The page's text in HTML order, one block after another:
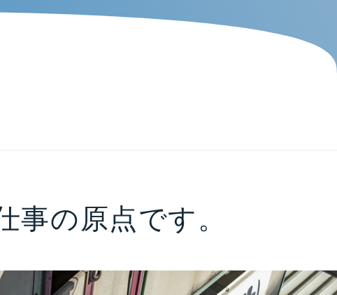
事の原点です。
真ギャラリー